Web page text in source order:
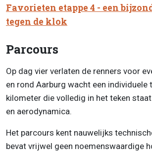
Favorieten etappe 4 - een
tegen de klok
Parcours
Op dag vier verlaten de renners voor
en rond Aarburg wacht een individuele
kilometer die volledig in het teken
en aerodynamica.
Het parcours kent nauwelijks
bevat vrijwel geen noemenswaardige